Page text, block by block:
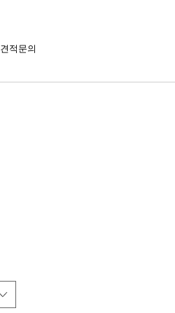
견적문의